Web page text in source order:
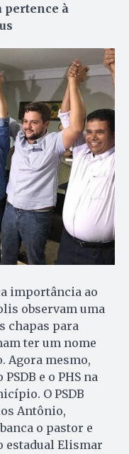
pertence à
importância ao
observam uma
chapas para
ter um nome
Agora mesmo,
e o PHS na
O PSDB
Antônio,
o pastor e
estadual Elismar